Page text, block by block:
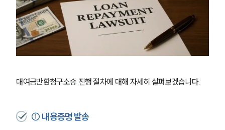
대여금반환청구소송 진행 절차에 대해 자세히 살펴보겠습니다.
① 내용증명 발송